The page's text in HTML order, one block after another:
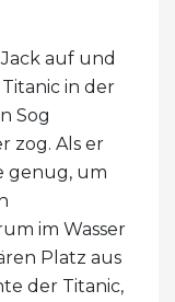
auf und
in der
Sog
zog. Als er
genug, um
im Wasser
Platz aus
der Titanic,